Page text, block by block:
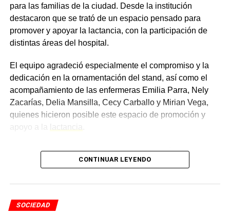
NOTICIAS
Diez academias y más de 200 bailarines tomaron
la Avenida Güemes de Charata en el desfile del
Día Internacional de la Danza
para las familias de la ciudad. Desde la institución
destacaron que se trató de un espacio pensado para
promover y apoyar la lactancia, con la participación de
distintas áreas del hospital.
El equipo agradeció especialmente el compromiso y la
dedicación en la ornamentación del stand, así como el
acompañamiento de las enfermeras Emilia Parra, Nely
Zacarías, Delia Mansilla, Cecy Carballo y Mirian Vega,
quienes hicieron posible este espacio de promoción y
lactancia
Un taller con información
Obstetricia Carina Fretes
CONTINUAR LEYENDO
SOCIEDAD